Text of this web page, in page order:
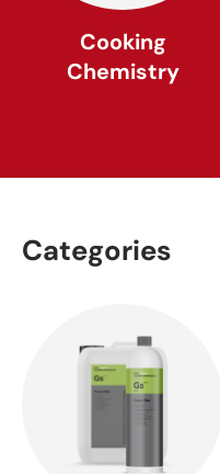
Cooking
Chemistry
Categories